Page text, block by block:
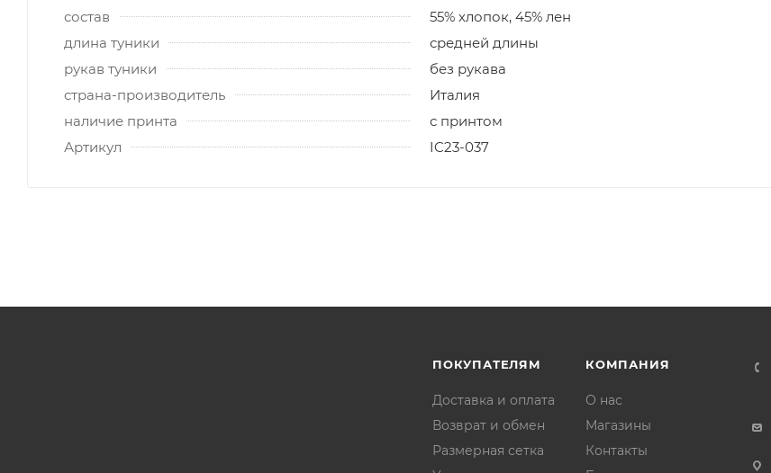
состав
55% хлопок, 45% лен
длина туники
средней длины
рукав туники
без рукава
страна-производитель
Италия
наличие принта
с принтом
Артикул
IC23-037
ПОКУПАТЕЛЯМ
Доставка и оплата
Возврат и обмен
Размерная сетка
КОМПАНИЯ
О нас
Магазины
Контакты